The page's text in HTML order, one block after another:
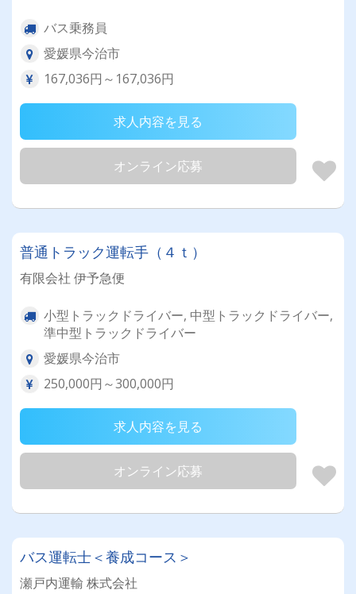
バス乗務員
愛媛県今治市
167,036円～167,036円
求人内容を見る
オンライン応募
普通トラック運転手（４ｔ）
有限会社 伊予急便
小型トラックドライバー, 中型トラックドライバー,
準中型トラックドライバー
愛媛県今治市
250,000円～300,000円
求人内容を見る
オンライン応募
バス運転士＜養成コース＞
瀬戸内運輸 株式会社